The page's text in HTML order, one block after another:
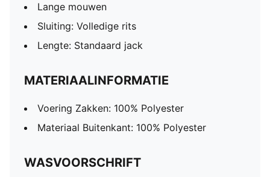
Lange mouwen
Sluiting: Volledige rits
Lengte: Standaard jack
MATERIAALINFORMATIE
Voering Zakken: 100% Polyester
Materiaal Buitenkant: 100% Polyester
WASVOORSCHRIFT